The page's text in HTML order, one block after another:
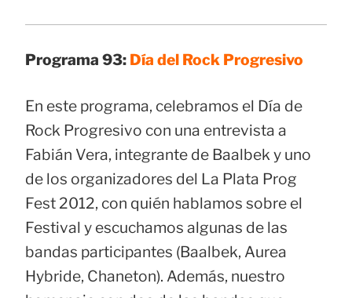
Programa 93: Día del Rock Progresivo
En este programa, celebramos el Día de
Rock Progresivo con una entrevista a
Fabián Vera, integrante de Baalbek y uno
de los organizadores del La Plata Prog
Fest 2012, con quién hablamos sobre el
Festival y escuchamos algunas de las
bandas participantes (Baalbek, Aurea
Hybride, Chaneton). Además, nuestro